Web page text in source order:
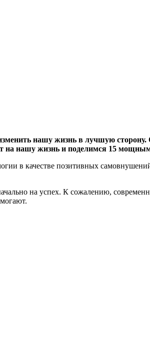
нашу жизнь в лучшую
на нашу жизнь и поделимся 15
в качестве позитивных
на успех. К сожалению,